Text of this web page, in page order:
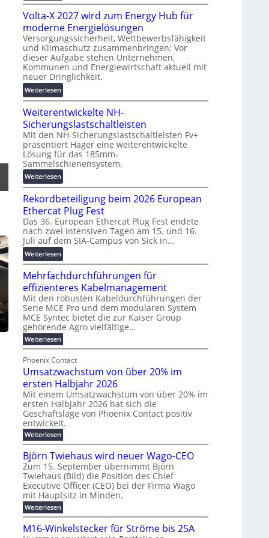
g
s
l
ö
s
u
n
g
e
n
z
u
n
d
d
i
g
i
a
l
e
T
r
a
n
p
a
r
e
n
z
M
a
s
c
h
i
n
e
n
b
a
u
:
F
o
r
s
c
h
u
n
g
s
f
ö
r
d
e
r
u
n
g
b
r
a
u
c
h
t
m
e
h
r
T
e
m
p
o
u
n
Volta-X 2027 wird zum Energy Hub für
moderne Energielösungen
Versorgungssicherheit, Wettbewerbsfähigkeit
und Klimaschutz zusammenbringen: Vor
dieser Aufgabe stehen Unternehmen,
Kommunen und Energiewirtschaft aktuell mit
neuer Dringlichkeit.
Weiterlesen:
V
o
l
t
a
-
X
2
0
2
7
w
i
r
z
u
n
e
r
g
y
H
u
b
f
ü
r
m
o
d
e
r
n
e
E
n
r
Weiterentwickelte NH-
Sicherungslastschaltleisten
Mit den NH-Sicherungslastschaltleisten Fv+
präsentiert Hager eine weiterentwickelte
Lösung für das 185mm-
Sammelschienensystem.
Weiterlesen:
W
e
i
t
e
r
n
t
w
i
c
k
e
l
t
e
N
H
-
S
i
c
h
e
r
u
n
g
s
l
s
Rekordbeteiligung beim 2026 European
Ethercat Plug Fest
Das 36. European Ethercat Plug Fest endete
nach zwei intensiven Tagen am 15. und 16.
Juli auf dem SIA-Campus von Sick in…
Weiterlesen:
R
e
k
o
r
d
b
e
t
e
i
l
i
g
u
n
g
b
e
i
m
2
0
2
6
E
Mehrfachdurchführungen für
effizienteres Kabelmanagement
Mit den robusten Kabeldurchführungen der
Serie MCE Pro und dem modularen System
MCE Syntec bietet die zur Kaiser Group
gehörende Agro vielfältige…
Weiterlesen:
M
h
r
f
a
c
h
d
u
r
c
h
f
ü
h
u
n
g
e
n
f
Phoenix Contact
Umsatzwachstum von über 20% im
ersten Halbjahr 2026
Mit einem Umsatzwachstum von über 20% im
ersten Halbjahr 2026 hat sich die
Geschäftslage von Phoenix Contact positiv
entwickelt.
Weiterlesen:
U
m
s
a
z
w
a
c
h
s
t
Björn Twiehaus wird neuer Wago-CEO
Zum 15. September übernimmt Björn
Twiehaus (Bild) die Position des Chief
Executive Officer (CEO) bei der Firma Wago
mit Hauptsitz in Minden.
Weiterlesen:
B
ö
M16-Winkelstecker für Ströme bis 25A